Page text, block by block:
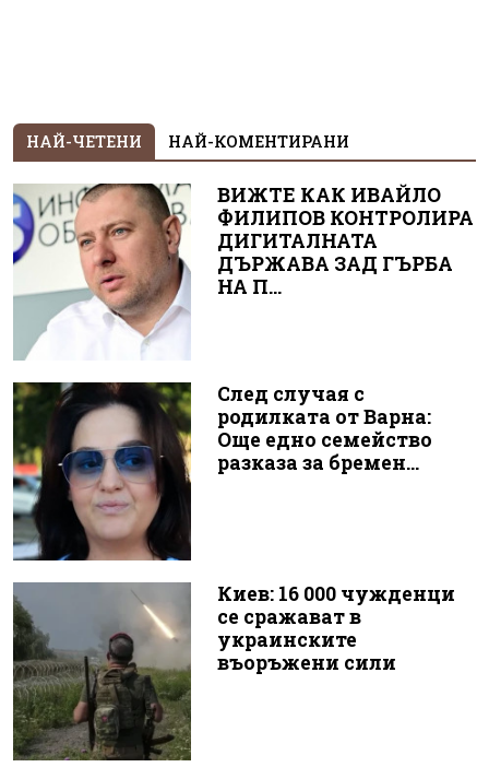
НАЙ-ЧЕТЕНИ НАЙ-КОМЕНТИРАНИ
ВИЖТЕ КАК ИВАЙЛО
ФИЛИПОВ КОНТРОЛИРА
ДИГИТАЛНАТА
ДЪРЖАВА ЗАД ГЪРБА
НА П...
След случая с
родилката от Варна:
Още едно семейство
разказа за бремен...
Киев: 16 000 чужденци
се сражават в
украинските
въоръжени сили